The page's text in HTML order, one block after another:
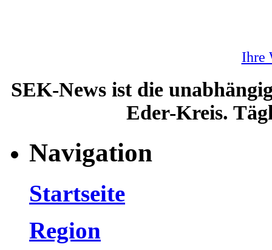
Ihre
SEK-News ist die
Eder-Kreis.
Navigation
Startseite
Region